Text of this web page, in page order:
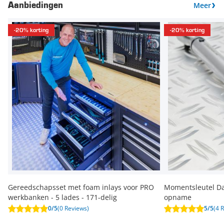
Aanbiedingen Meer
-20% korting
Gereedschapsset met foam inlays voor PRO
werkbanken - 5 lades - 171-delig
0/5(0 Reviews)
-20% korting
Momentsleutel
opname
5/5(4